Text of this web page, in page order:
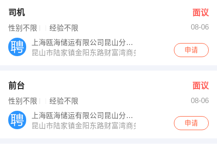
司机 面议
性别不限 经验不限
08-06
上海瓯海储运有限公司昆山分公司
昆山市陆家镇金阳东路财富湾商务广场1幢107号申请
前台 面议
性别不限 经验不限
08-06
上海瓯海储运有限公司昆山分公司
昆山市陆家镇金阳东路财富湾商务广场1幢107号申请